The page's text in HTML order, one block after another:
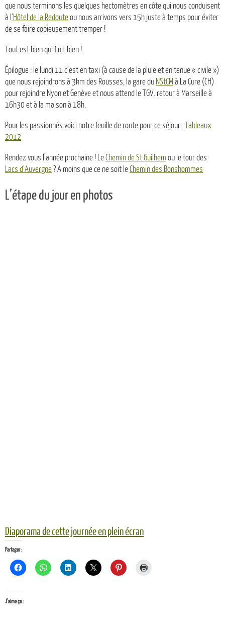
que nous terminons les quelques hectomètres en côte qui nous conduisent
à l ‘Hôtel de la Redouteou nous arrivons vers 15h juste à temps pour éviter
de se faire copieusement tremper !
Tout est bien qui finit bien !
Épilogue : le lundi 11 c’est en taxi (à cause de la pluie et en tenue « civile »)
que nous rejoindrons à 3km des Rousses, la gare du NStCM à La Cure (CH)
pour rejoindre Nyon et Genève et nous attend le TGV. retour à Marseille à
16h30 et à la maison à 18h.
Pour les passionnés voici notre feuille de route pour ce séjour : Tableaux
2012
Rendez vous l’année prochaine ! LeChemin de St Guilhem ou le tour des
Lacs d’Auvergne? A moins que ce ne soit leChemin des Bonshommes
L’étape du jour en photos
Diaporama de cette journée en plein écran
Partager :
J’aime ça :